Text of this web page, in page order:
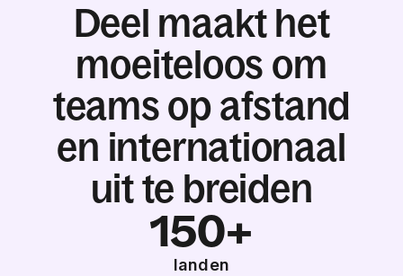
Deel maakt het
moeiteloos om
teams op afstand
en internationaal
uit te breiden
150+
landen